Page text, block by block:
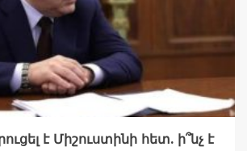
է Միշուստինի հետ. ի՞նչ է